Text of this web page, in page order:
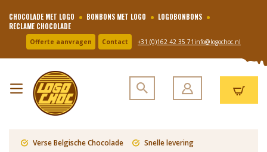
CHOCOLADE MET LOGO BONBONS MET LOGO
LOGOBONBONS
RECLAME CHOCOLADE
Offerte aanvragen Contact +31 (0)162 42 35 71 info@logochoc.nl
Verse Belgische Chocolade
Snelle levering